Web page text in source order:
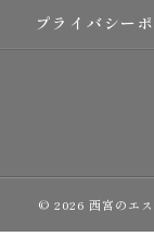
プライバシー
© 2026 西宮のエ